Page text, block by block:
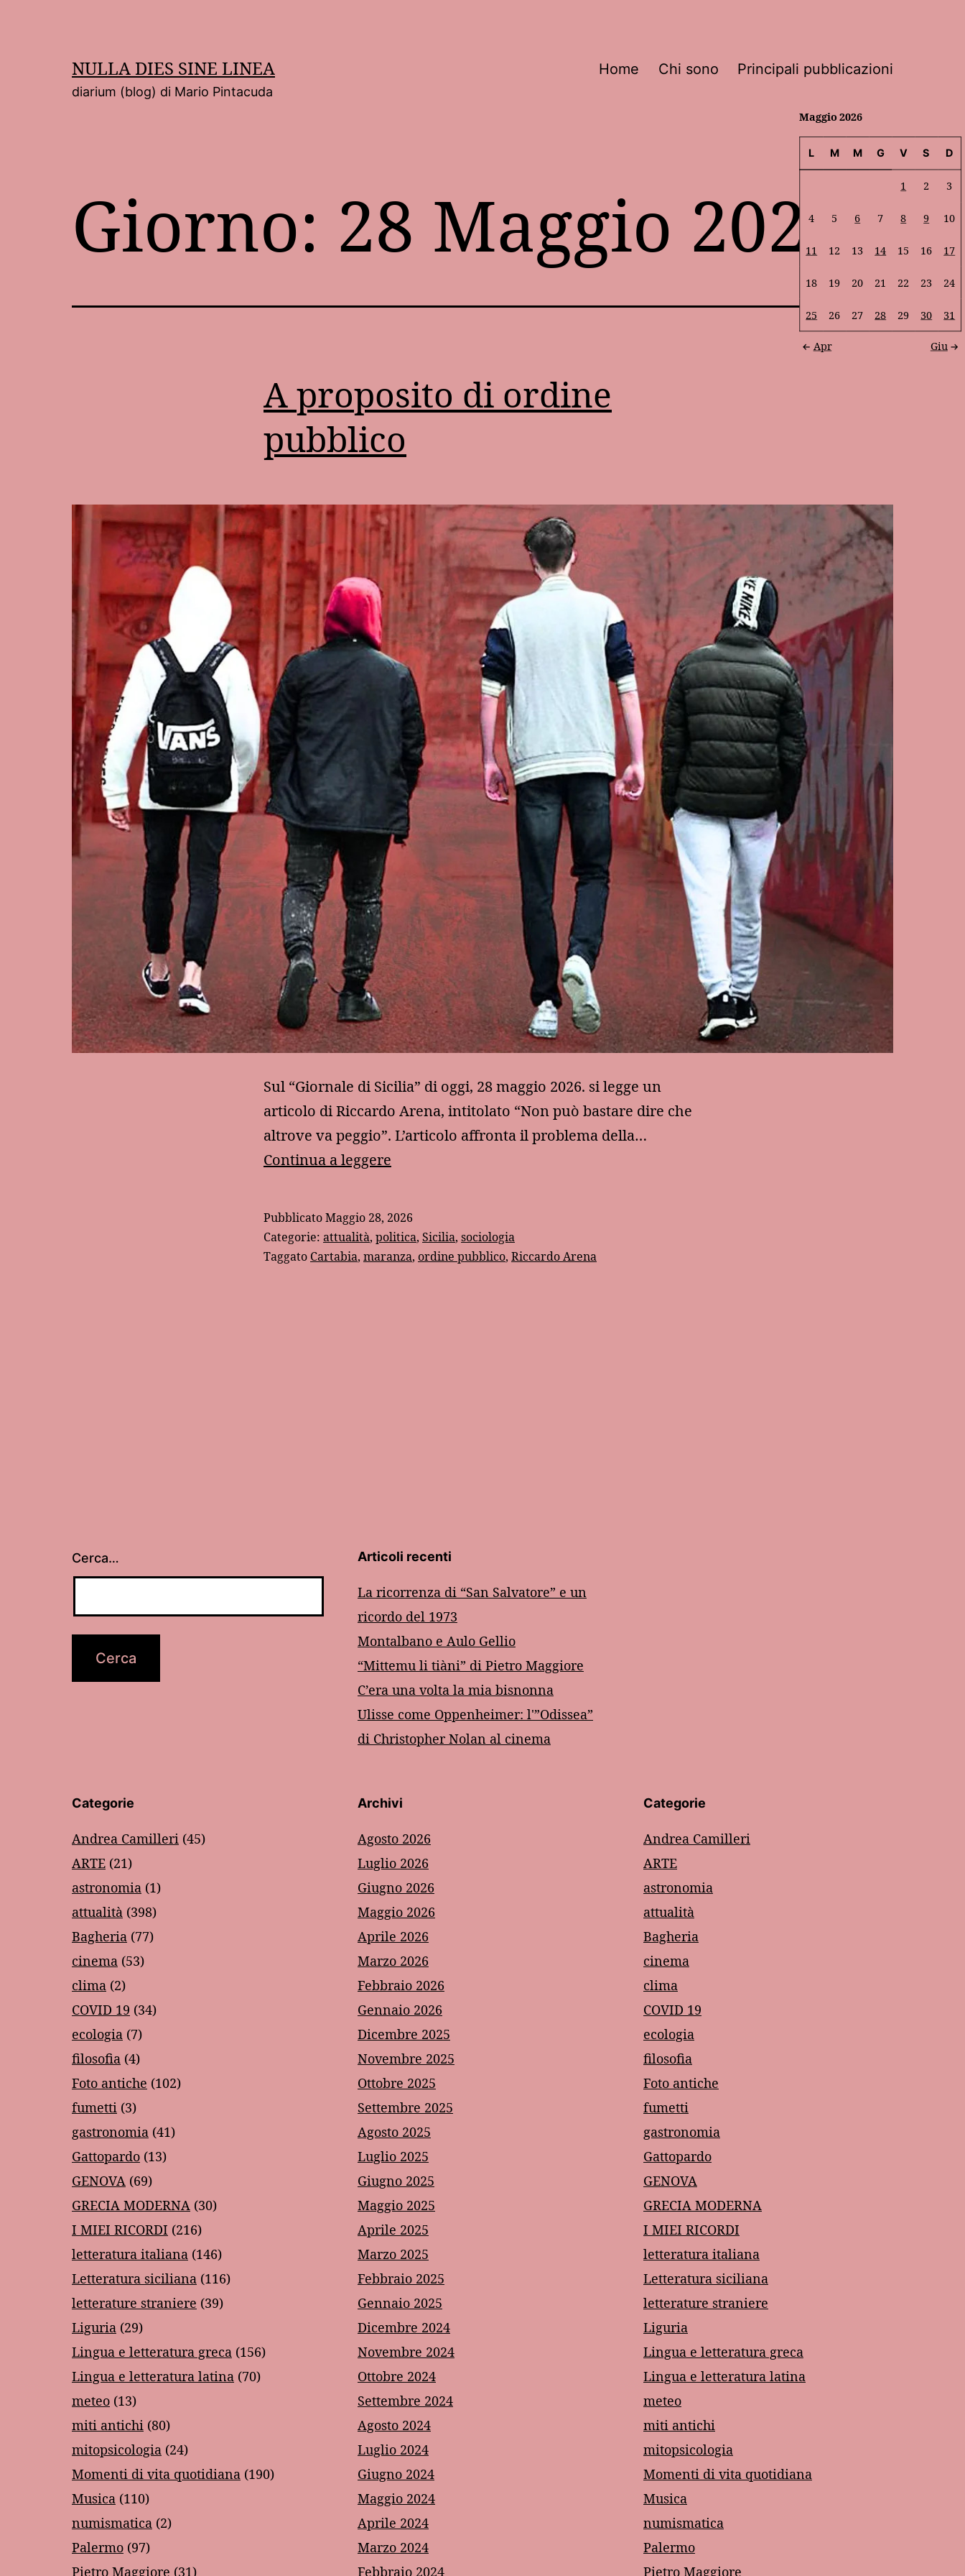
NULLA DIES SINE LINEA
diarium (blog) di Mario Pintacuda
Home Chi sono Principali pubblicazioni
Giorno: 28 Maggio 2026
A proposito di ordine
pubblico
Sul “Giornale di Sicilia” di oggi, 28 maggio 2026. si legge un
articolo di Riccardo Arena, intitolato “Non può bastare dire che
altrove va peggio”. L’articolo affronta il problema della…
Continua a leggere
ordine
pubblico
PubblicatoMaggio 28, 2026
Categorie: attualità, politica, Sicilia, sociologia
Taggato Cartabia, maranza, ordine pubblico, Riccardo Arena
Cerca… Articoli recenti
La ricorrenza di “San Salvatore” e un
ricordo del 1973
Montalbano e Aulo Gellio
“Mittemu li tiàni” di Pietro Maggiore
C’era una volta la mia bisnonna
Ulisse come Oppenheimer: l'”Odissea”
di Christopher Nolan al cinema
Maggio 2026
L M M G V S D
1 2 3
4 5 6 7 8 9 10
11 12 13 14 15 16 17
18 19 20 21 22 23 24
25 26 27 28 29 30 31
Apr Giu
Categorie
Andrea Camilleri (45)
ARTE (21)
astronomia (1)
attualità (398)
Bagheria (77)
cinema (53)
clima (2)
COVID 19 (34)
ecologia (7)
filosofia (4)
Foto antiche (102)
fumetti (3)
gastronomia (41)
Gattopardo (13)
GENOVA (69)
GRECIA MODERNA (30)
I MIEI RICORDI (216)
letteratura italiana (146)
Letteratura siciliana (116)
letterature straniere (39)
Liguria (29)
Lingua e letteratura greca (156)
Lingua e letteratura latina (70)
meteo (13)
miti antichi (80)
mitopsicologia (24)
Momenti di vita quotidiana (190)
Musica (110)
numismatica (2)
Palermo (97)
Pietro Maggiore (31)
Archivi
Agosto 2026
Luglio 2026
Giugno 2026
Maggio 2026
Aprile 2026
Marzo 2026
Febbraio 2026
Gennaio 2026
Dicembre 2025
Novembre 2025
Ottobre 2025
Settembre 2025
Agosto 2025
Luglio 2025
Giugno 2025
Maggio 2025
Aprile 2025
Marzo 2025
Febbraio 2025
Gennaio 2025
Dicembre 2024
Novembre 2024
Ottobre 2024
Settembre 2024
Agosto 2024
Luglio 2024
Giugno 2024
Maggio 2024
Aprile 2024
Marzo 2024
Febbraio 2024
Categorie
Andrea Camilleri
ARTE
astronomia
attualità
Bagheria
cinema
clima
COVID 19
ecologia
filosofia
Foto antiche
fumetti
gastronomia
Gattopardo
GENOVA
GRECIA MODERNA
I MIEI RICORDI
letteratura italiana
Letteratura siciliana
letterature straniere
Liguria
Lingua e letteratura greca
Lingua e letteratura latina
meteo
miti antichi
mitopsicologia
Momenti di vita quotidiana
Musica
numismatica
Palermo
Pietro Maggiore